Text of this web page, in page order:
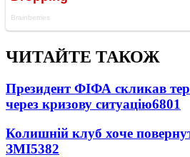
ЧИТАЙТЕ ТАКОЖ
Президент ФІФА скликав
через кризову ситуацію6801
Колишній клуб хоче
ЗМІ5382